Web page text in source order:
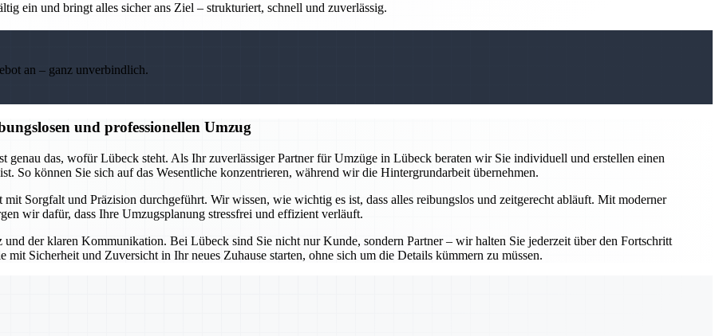
ein und bringt alles sicher ans Ziel – strukturiert, schnell und zuverlässig.
an – ganz unverbindlich.
und professionellen Umzug
genau das, wofür Lübeck steht. Als Ihr zuverlässiger Partner für Umzüge in Lübeck beraten wir Sie individuell und erstellen einen
So können Sie sich auf das Wesentliche konzentrieren, während wir die Hintergrundarbeit übernehmen.
Sorgfalt und Präzision durchgeführt. Wir wissen, wie wichtig es ist, dass alles reibungslos und zeitgerecht abläuft. Mit moderner
wir dafür, dass Ihre Umzugsplanung stressfrei und effizient verläuft.
der klaren Kommunikation. Bei Lübeck sind Sie nicht nur Kunde, sondern Partner – wir halten Sie jederzeit über den Fortschritt
Sicherheit und Zuversicht in Ihr neues Zuhause starten, ohne sich um die Details kümmern zu müssen.